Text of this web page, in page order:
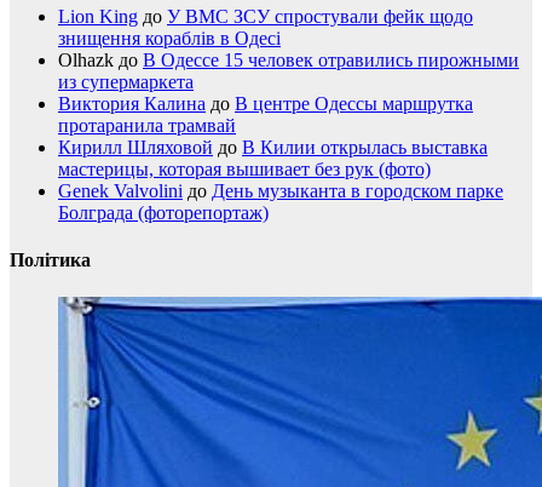
Lion King до У ВМС ЗСУ спростували фейк щодо
знищення кораблів в Одесі
Olhazk до В Одессе 15 человек отравились пирожными
из супермаркета
Виктория Калина до В центре Одессы маршрутка
протаранила трамвай
Кирилл Шляховой до В Килии открылась выставка
мастерицы, которая вышивает без рук (фото)
Genek Valvolini до День музыканта в городском парке
Болграда (фоторепортаж)
Політика